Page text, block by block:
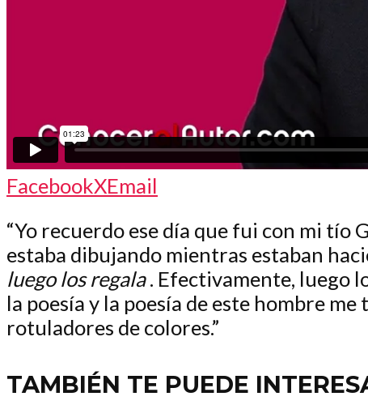
FacebookXEmail
“Yo recuerdo ese día que fui con mi tío
estaba dibujando mientras estaban
luego los regala. Efectivamente, luego
la poesía y la poesía de este hombre
rotuladores de colores.”
TAMBIÉN TE PUEDE